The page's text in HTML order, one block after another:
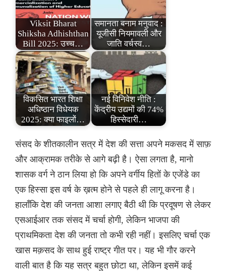
Viksit Bharat
Shiksha Adhishthan
Bill 2025: उच्च…
समानता बनाम मनुवाद :
यूजीसी नियमावली और
जाति वर्चस्व…
विकसित भारत शिक्षा
अधिष्ठान विधेयक
2025: क्या फाइलों…
नई विनिवेश नीति :
केंद्रीय उद्यमों की 74%
हिस्सेदारी…
संसद के शीतकालीन सत्र में देश की सत्ता अपने मकसद में साफ़
और आक्रामक तरीके से आगे बढ़ी है। ऐसा लगता है, मानो
शासक वर्ग ने ठान लिया हो कि अपने वर्गीय हितों के एजेंडे का
एक हिस्सा इस वर्ष के ख़त्म होने से पहले ही लागू करना है।
हालाँकि देश की जनता आशा लगाए बैठी थी कि प्रदूषण से लेकर
एसआईआर तक संसद में चर्चा होगी, लेकिन भाजपा की
प्राथमिकता देश की जनता तो कभी रही नहीं। इसलिए चर्चा एक
खास मक़सद के साथ हुई राष्ट्र गीत पर। यह भी गौर करने
वाली बात है कि यह सत्र बहुत छोटा था, लेकिन इसमें कई